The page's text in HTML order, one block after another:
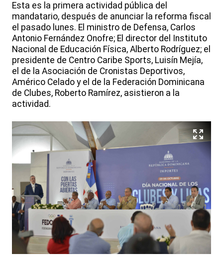
Esta es la primera actividad pública del
mandatario, después de anunciar la reforma fiscal
el pasado lunes. El ministro de Defensa, Carlos
Antonio Fernández Onofre; El director del Instituto
Nacional de Educación Física, Alberto Rodríguez; el
presidente de Centro Caribe Sports, Luisín Mejía,
el de la Asociación de Cronistas Deportivos,
Américo Celado y el de la Federación Dominicana
de Clubes, Roberto Ramírez, asistieron a la
actividad.